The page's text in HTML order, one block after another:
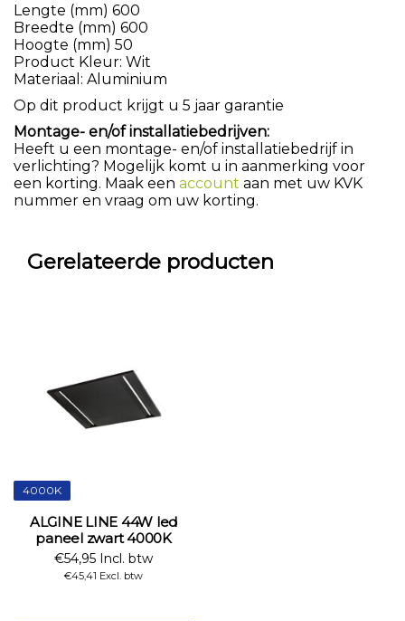
Lengte (mm) 600
Breedte (mm) 600
Hoogte (mm) 50
Product Kleur: Wit
Materiaal: Aluminium
Op dit product krijgt u 5 jaar garantie
Montage- en/of installatiebedrijven:
Heeft u een montage- en/of installatiebedrijf in
verlichting? Mogelijk komt u in aanmerking voor
een korting. Maak een account aan met uw KVK
nummer en vraag om uw korting.
Gerelateerde producten
4000K
ALGINE LINE 44W led
paneel zwart 4000K
€54,95 Incl. btw
€45,41 Excl. btw